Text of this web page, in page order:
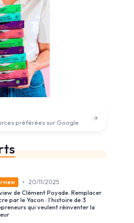
préférées sur Google
• 20/11/2025
de Clément Poyade. Remplacer
par le Yacon : l’histoire de 3
qui veulent réinventer la